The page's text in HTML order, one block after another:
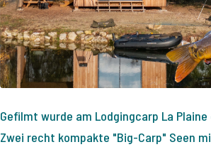
Gefilmt wurde am Lodgingcarp La
Zwei recht kompakte "Big-Carp" Seen